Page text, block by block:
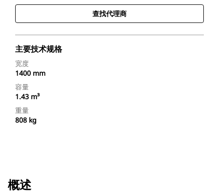
查找代理商
主要技术规格
宽度
1400 mm
容量
1.43 m³
重量
808 kg
概述